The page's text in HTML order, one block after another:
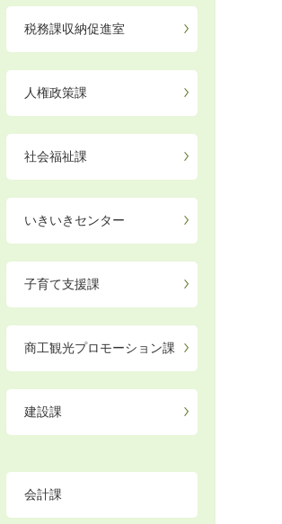
税務課収納促進室
人権政策課
社会福祉課
いきいきセンター
子育て支援課
商工観光プロモーション課
建設課
会計課